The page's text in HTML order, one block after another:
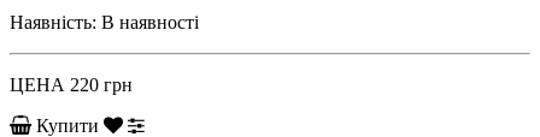
Наявність: В наявності
ЦЕНА 220 грн
Купити